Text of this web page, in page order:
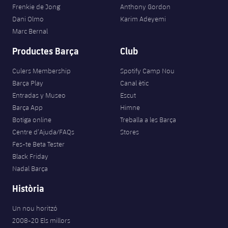
Jugadors
Fotos
Història
Palmarès
Classificació
Juvenil
Infantil
Notícies
Atletisme
plusicon
més
Masculí
Femení
Agenda
Bàsquet en cadira de rodes
plusicon
més
Actualitat
Jugadors
Calendari
Resultats
Classificació
Hockey gel
Actualitat
Calendari
plusicon
més
Notícies
Hockey Herba Masculí
Patinatge artístic
plusicon
més
Actualitat
Agenda
Escola de Patinatge
Rugby
plusicon
més
Actualitat
Voleibol
plusicon
més
Frenkie de Jong
Dani Olmo
Marc Bernal
Anthony Gordon
Karim Adeyemi
Productes Barça
Culers Membership
Barça Play
Entradas y Museo
Barça App
Botiga online
Centre d’Ajuda/FAQs
Fes-te Beta Tester
Black Friday
Nadal Barça
Club
Spotify Camp Nou
Canal ètic
Escut
Himne
Treballa a les Barça
Stores
Història
Un nou horitzó
2008-20 Els millors